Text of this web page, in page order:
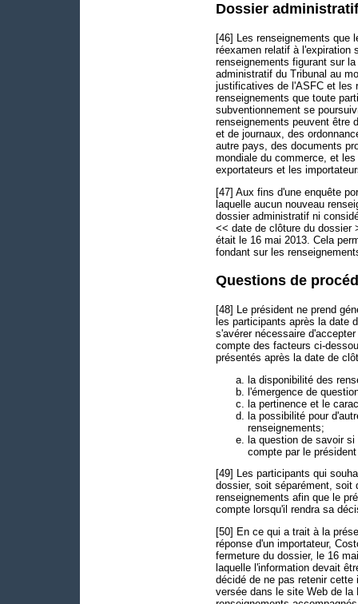
Dossier administratif
[46] Les renseignements que
réexamen relatif à l'expiration
renseignements figurant sur
administratif du Tribunal au
justificatives de l'ASFC et les
renseignements que toute
subventionnement se
renseignements peuvent être
et de journaux, des
autre pays, des documents
mondiale du commerce, et
exportateurs et les
[47] Aux fins d'une enquête
laquelle aucun nouveau
dossier administratif ni
<< date de clôture du dossier
était le 16 mai 2013. Cela
fondant sur les
Questions de
[48] Le président ne prend
les participants après la date
s'avérer nécessaire
compte des facteurs ci-
présentés après la date de
la disponibilité des
l'émergence de
la pertinence et le
la possibilité pour
renseignements;
la question de savoir si
compte par le
[49] Les participants qui
dossier, soit séparément, soit
renseignements afin que le
compte lorsqu'il rendra sa
[50] En ce qui a trait à la
réponse d'un importateur,
fermeture du dossier, le 16
laquelle l'information devait
décidé de ne pas retenir
versée dans le site Web de